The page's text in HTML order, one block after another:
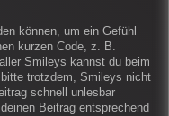
können, um ein Gefühl
kurzen Code, z. B.
Smileys kannst du beim
trotzdem, Smileys nicht
schnell unlesbar
Beitrag entsprechend